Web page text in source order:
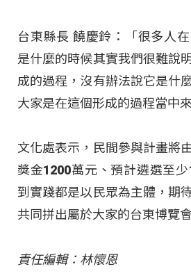
台東縣長 饒慶鈴：「很多人
是什麼的時候其實我們很難說
成的過程，沒有辦法說它是什
大家是在這個形成的過程當中來
文化處表示，民間參與計畫將
獎金1200萬元、預計遴選至
到實踐都是以民眾為主體，期
共同拼出屬於大家的台東博覽
責任編輯：林懷恩